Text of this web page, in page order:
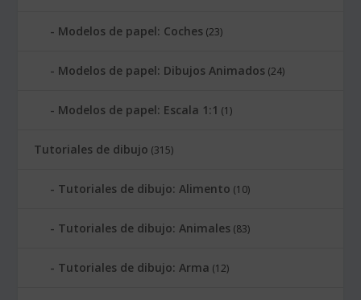
Modelos de papel: Coches (23)
Modelos de papel: Dibujos Animados (24)
Modelos de papel: Escala 1:1 (1)
Tutoriales de dibujo (315)
Tutoriales de dibujo: Alimento (10)
Tutoriales de dibujo: Animales (83)
Tutoriales de dibujo: Arma (12)